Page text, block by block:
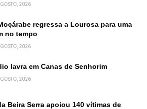
2026
regressa a Lourosa para uma
no tempo
2026
lavra em Canas de Senhorim
2026
Beira Serra apoiou 140 vítimas de